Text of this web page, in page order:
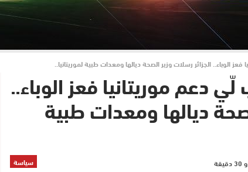
الوباء.. الجزائر رسلات وزير الصحة ديالها ومعدات طبية لموريتانيا..
دعم موريتانيا فعز الوباء..
ديالها ومعدات طبية
سياسة